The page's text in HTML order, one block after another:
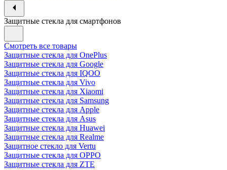
Защитные стекла для смартфонов
Смотреть все товары
Защитные стекла для OnePlus
Защитные стекла для Google
Защитные стекла для IQOO
Защитные стекла для Vivo
Защитные стекла для Xiaomi
Защитные стекла для Samsung
Защитные стекла для Apple
Защитные стекла для Asus
Защитные стекла для Huawei
Защитные стекла для Realme
Защитное стекло для Vertu
Защитные стекла для OPPO
Защитные стекла для ZTE